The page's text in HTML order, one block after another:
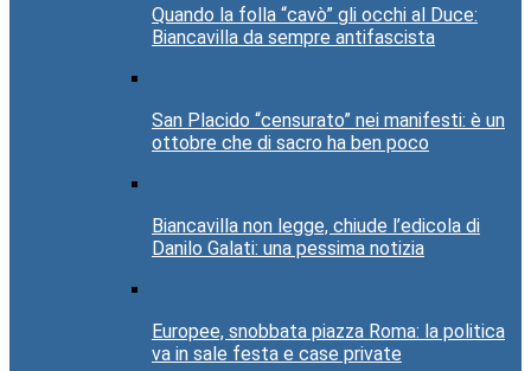
Quando la folla “cavò” gli occhi al Duce:
Biancavilla da sempre antifascista
San Placido “censurato” nei manifesti: è un
ottobre che di sacro ha ben poco
Biancavilla non legge, chiude l’edicola di
Danilo Galati: una pessima notizia
Europee, snobbata piazza Roma: la politica
va in sale festa e case private